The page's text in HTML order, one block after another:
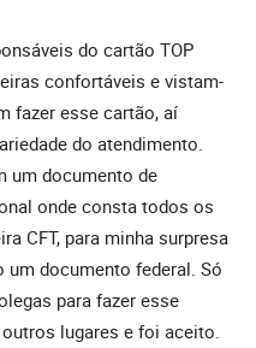
do cartão TOP
confortáveis e vistam-
fazer esse cartão, aí
do atendimento.
um documento de
onde consta todos os
CFT, para minha surpresa
documento federal. Só
para fazer esse
lugares e foi aceito.